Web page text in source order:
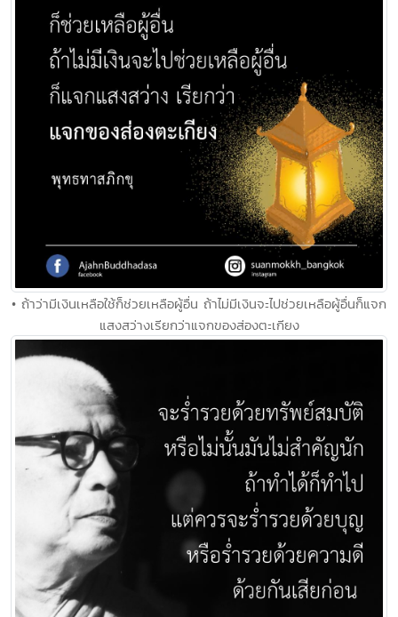
• ถ้าว่ามีเงินเหลือใช้ก็ช่วยเหลือผู้อื่น ถ้าไม่มีเงินจะไปช่วยเหลือผู้อื่นก็แจก
แสงสว่างเรียกว่าแจกของส่องตะเกียง